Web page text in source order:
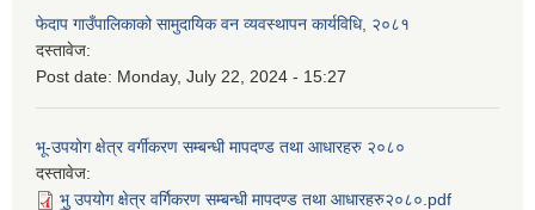
फेदाप गाउँपालिकाको सामुदायिक वन व्यवस्थापन कार्यविधि, २०८१
दस्तावेज:
Post date: Monday, July 22, 2024 - 15:27
भू-उपयोग क्षेत्र वर्गीकरण सम्बन्धी मापदण्ड तथा आधारहरु २०८०
दस्तावेज:
भु॒ उपयोग क्षेत्र वर्गिकरण सम्बन्धी मापदण्ड तथा आधारहरु२०८०.pdf